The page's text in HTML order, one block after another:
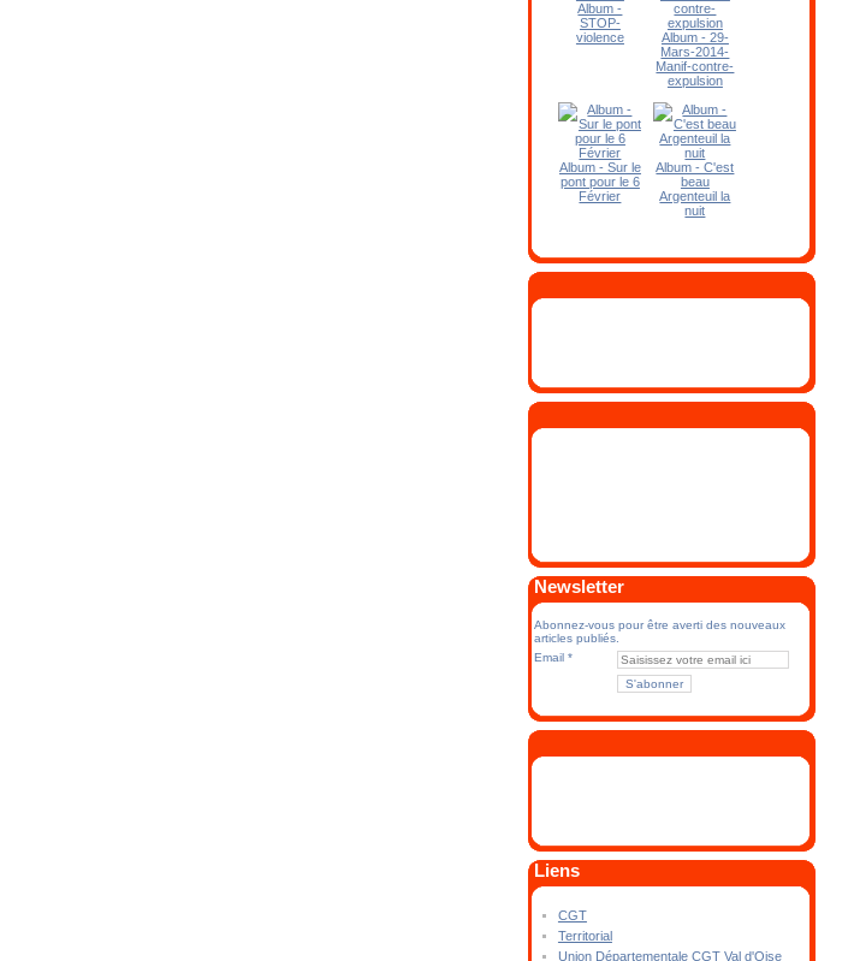
Album -
STOP-
violence
Album - 29-
Mars-2014-
Manif-contre-
expulsion
Album - Sur le
pont pour le 6
Février
Album - C'est
beau
Argenteuil la
nuit
Newsletter
Abonnez-vous pour être averti des nouveaux
articles publiés.
Email
Liens
CGT
Territorial
Union Départementale CGT Val d'Oise